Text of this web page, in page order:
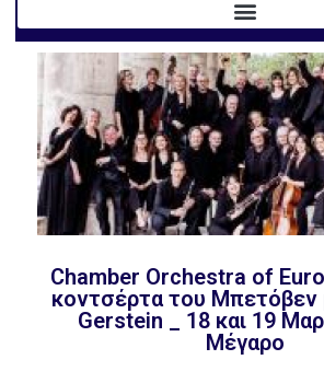
Chamber Orchestra of
κοντσέρτα του Μπετόβεν
Gerstein _ 18 και 19
Μέγαρο